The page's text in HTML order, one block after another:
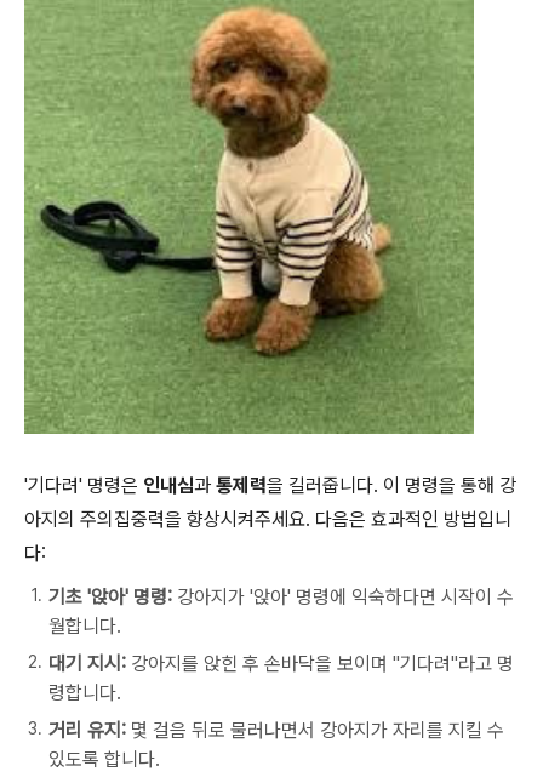
'기다려' 명령은 인내심과 통제력을 길러줍니다. 이 명령을 통해 강
아지의 주의집중력을 향상시켜주세요. 다음은 효과적인 방법입니
다:
기초 '앉아' 명령: 강아지가 '앉아' 명령에 익숙하다면 시작이 수
월합니다.
대기 지시: 강아지를 앉힌 후 손바닥을 보이며 "기다려"라고 명
령합니다.
거리 유지: 몇 걸음 뒤로 물러나면서 강아지가 자리를 지킬 수
있도록 합니다.